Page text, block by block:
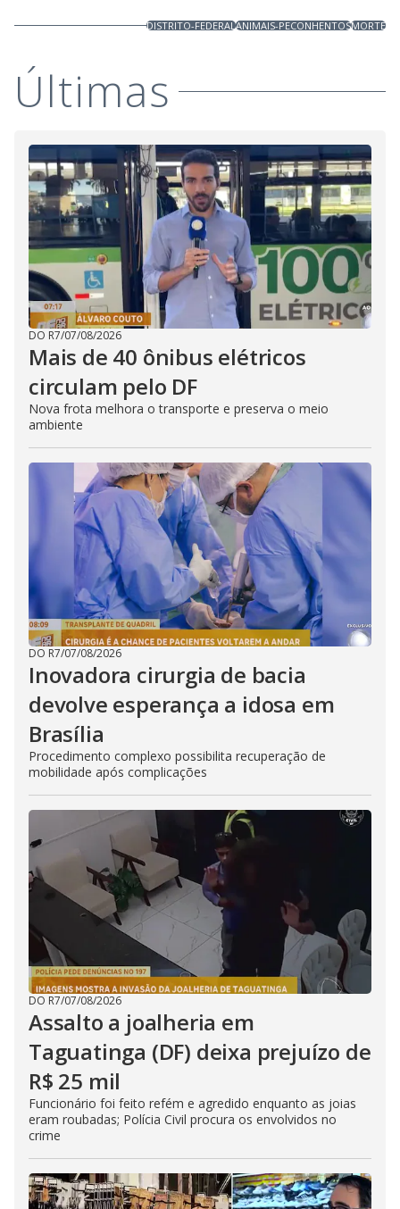
DISTRITO-FEDERALANIMAIS-PECONHENTOSMORTE
Últimas
DO R7/07/08/2026
Mais de 40 ônibus elétricos
circulam pelo DF
Nova frota melhora o transporte e preserva o meio
ambiente
DO R7/07/08/2026
Inovadora cirurgia de bacia
devolve esperança a idosa em
Brasília
Procedimento complexo possibilita recuperação de
mobilidade após complicações
DO R7/07/08/2026
Assalto a joalheria em
Taguatinga (DF) deixa prejuízo de
R$ 25 mil
Funcionário foi feito refém e agredido enquanto as joias
eram roubadas; Polícia Civil procura os envolvidos no
crime